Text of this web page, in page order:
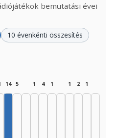
bemutatási évei
10 évenkénti összesítés
14 5 1 4 1 1 2 1